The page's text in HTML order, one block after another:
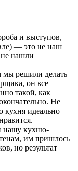
и выступов,
— это не наш
нашли
мы решили делать
он все
такой, как
Не
кухня идеально
нашу кухню-
им пришлось
но результат